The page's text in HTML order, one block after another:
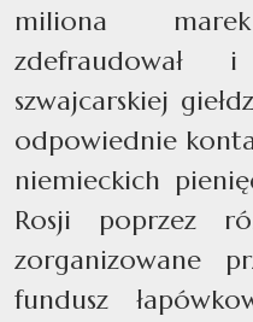
miliona
zdefraudował
szwajcarskiej
odpowiednie
niemieckich
Rosji poprzez
zorganizowane
fundusz